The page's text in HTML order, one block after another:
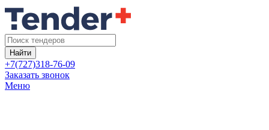
Найти
+7(727)318-76-09
Заказать звонок
Меню